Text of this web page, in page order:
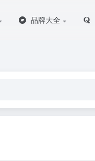
品牌大全